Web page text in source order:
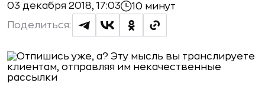
03 декабря 2018, 17:03 10 минут
Поделиться: